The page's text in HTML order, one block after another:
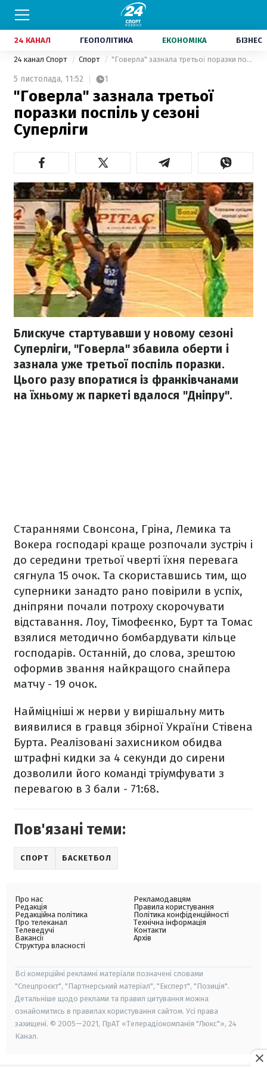
24 КАНАЛ ГЕОПОЛІТИКА ЕКОНОМІКА БІЗНЕС
24 канал Спорт Спорт "Говерла" зазнала третьої поразки поспіль у сезоні Суперліги
5 листопада, 11:52 1
"Говерла" зазнала третьої
поразки поспіль у сезоні
Суперліги
Блискуче стартувавши у новому сезоні
Суперліги, "Говерла" збавила оберти і
зазнала уже третьої поспіль поразки.
Цього разу впоратися із франківчанами
на їхньому ж паркеті вдалося "Дніпру".
Стараннями Свонсона, Гріна, Лемика та
Вокера господарі краще розпочали зустріч і
до середини третьої чверті їхня перевага
сягнула 15 очок. Та скориставшись тим, що
суперники занадто рано повірили в успіх,
дніпряни почали потроху скорочувати
відставання. Лоу, Тімофеєнко, Бурт та Томас
взялися методично бомбардувати кільце
господарів. Останній, до слова, зрештою
оформив звання найкращого снайпера
матчу - 19 очок.
Найміцніші ж нерви у вирішальну мить
виявилися в гравця збірної України Стівена
Бурта. Реалізовані захисником обидва
штрафні кидки за 4 секунди до сирени
дозволили його команді тріумфувати з
перевагою в 3 бали - 71:68.
Пов'язані теми:
СПОРТ БАСКЕТБОЛ
Про нас
Редакція
Редакційна політика
Про телеканал
Телеведучі
Вакансії
Структура власності
Рекламодавцям
Правила користування
Політика конфіденційності
Технічна інформація
Контакти
Архів
Всі комерційні рекламні матеріали позначені словами
"Спецпроєкт", "Партнерський матеріал", "Експерт", "Позиція".
Детальніше щодо реклами та правил цитування можна
ознайомитись в правилах користування сайтом. Усі права
захищені. © 2005—2021, ПрАТ «Телерадіокомпанія "Люкс"», 24
Канал.